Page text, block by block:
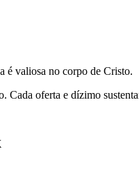
é valiosa no corpo de Cristo.
Cada oferta e dízimo